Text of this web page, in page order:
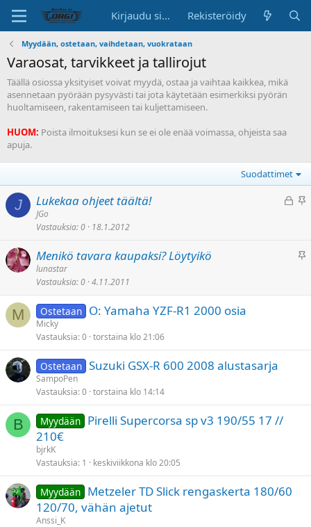
Kirjaudu sisään Rekisteröidy
Myydään, ostetaan, vaihdetaan, vuokrataan
Varaosat, tarvikkeet ja tallirojut
Täällä osiossa yksityiset voivat myydä, ostaa ja vaihtaa kaikkea, mikä
asennetaan pyörään pysyvästi tai jota käytetään esimerkiksi pyörän
huoltamiseen, rakentamiseen tai kuljettamiseen.
HUOM: Poista ilmoituksesi kun se ei ole enää voimassa, ohjeista saa
apuja.
Suodattimet
J
L
K
n
Lukekaa ohjeet täältä!
JGo
Vastauksia 0 18.1.2012
K
n
Menikö tavara kaupaksi? Löytyikö
lunastar
Vastauksia 0 4.11.2011
M Ostetaan O: Yamaha YZF-R1 2000 osia
Micky
Vastauksia 0 torstaina klo 21:06
Ostetaan Suzuki GSX-R 600 2008 alustasarja
SampoPen
Vastauksia 0 torstaina klo 14:14
B Myydään Pirelli Supercorsa sp v3 190/55 17 //
210€
bjrkK
Vastauksia 1 keskiviikkona klo 20:05
Myydään Metzeler TD Slick rengaskerta 180/60
120/70, vähän ajetut
Anssi_K